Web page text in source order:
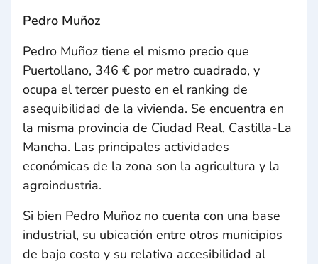
Pedro Muñoz
Pedro Muñoz tiene el mismo precio que
Puertollano, 346 € por metro cuadrado, y
ocupa el tercer puesto en el ranking de
asequibilidad de la vivienda. Se encuentra en
la misma provincia de Ciudad Real, Castilla-La
Mancha. Las principales actividades
económicas de la zona son la agricultura y la
agroindustria.
Si bien Pedro Muñoz no cuenta con una base
industrial, su ubicación entre otros municipios
de bajo costo y su relativa accesibilidad al